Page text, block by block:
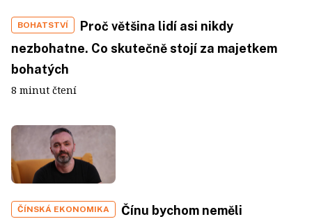
BOHATSTVÍ
Proč většina lidí asi nikdy
nezbohatne. Co skutečně stojí za majetkem
bohatých
8 minut čtení
ČÍNSKÁ EKONOMIKA
Čínu bychom neměli